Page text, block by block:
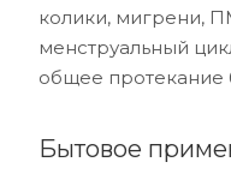
колики, мигрени,
менструальный
общее протекание
Бытовое